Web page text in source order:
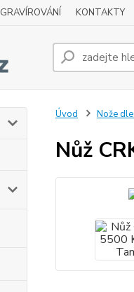
GRAVÍROVÁNÍ KONTAKTY
Úvod Nože
Nůž